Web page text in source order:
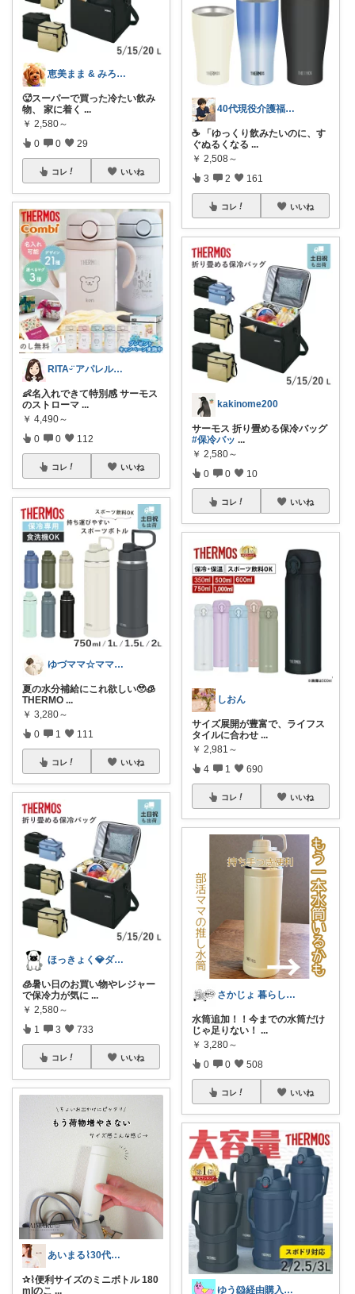
恵美まま & みろく🐶 らいふ🏠
🥵スーパーで買った冷たい飲み
物、 家に着く ...
￥ 2,580～
0 0 29
コレ いいね
RITAᵕ̈ アパレル👚｜キッズ👶
👶名入れできて特別感 サーモス
のストローマ ...
￥ 4,490～
0 0 112
コレ いいね
ゆづママ☆ママおすすめアイテム✩.*˚
夏の水分補給にこれ欲しい🥹🧊
THERMO ...
￥ 3,280～
0 1 111
コレ いいね
ほっきょく💎ダイヤモンド会員💎
🧊暑い日のお買い物やレジャー
で保冷力が気に ...
￥ 2,580～
1 3 733
コレ いいね
あいまる⌇30代ワーママの暮らしと育児
✰⌇便利サイズのミニボトル 180
mlのこ ...
40代現役介護福祉士/仕事も休日も快適に
☕ 「ゆっくり飲みたいのに、す
ぐぬるくなる ...
￥ 2,508～
3 2 161
コレ いいね
kakinome200
サーモス 折り畳める保冷バッグ
#保冷バッ ...
￥ 2,580～
0 0 10
コレ いいね
しおん
サイズ展開が豊富で、ライフス
タイルに合わせ ...
￥ 2,981～
4 1 690
コレ いいね
さかじょ 暮らしラクROOM
水筒追加！！今までの水筒だけ
じゃ足りない！ ...
￥ 3,280～
0 0 508
コレ いいね
ゆう🐹経由購入感謝🙇‍♀️